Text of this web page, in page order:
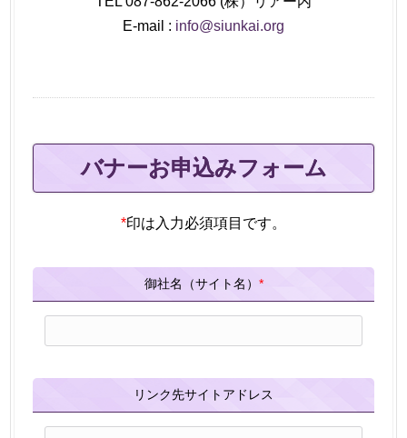
E-mail : info@siunkai.org
バナーお申込みフォーム
*印は入力必須項目です。
御社名（サイト名） *
リンク先サイトアドレス